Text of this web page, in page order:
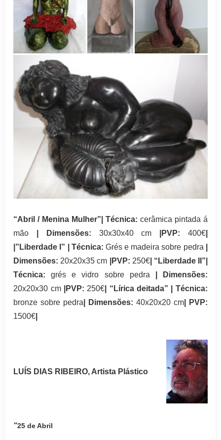
“Abril / Menina Mulher” | Técnica: cerâmica pintada á
mão
| Dimensões: 30x30x40cm |PVP: 400€|
|”Liberdade I” | Técnica: Grés e madeira sobre pedra
Dimensões: 20x20x35 cm |PVP: 250€| “Liberdade II ”|
Técnica:grés e vidro sobre pedra | Dimensões:
20x20x30 cm|PVP: 250€
“Lírica deitada” | Técnica:
bronze sobre pedra | Dimensões: 40x20x20 cm| PVP:
1500€
LUÍS DIAS RIBEIRO, Artista Plástico
“25 de Abril